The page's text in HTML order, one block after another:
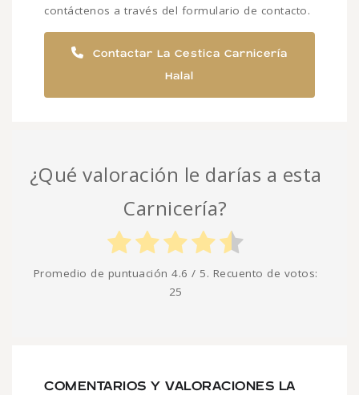
contáctenos a través del formulario de contacto.
Contactar La Cestica Carnicería
Halal
¿Qué valoración le darías a esta
Carnicería?
Promedio de puntuación 4.6 / 5. Recuento de votos:
25
COMENTARIOS Y VALORACIONES LA